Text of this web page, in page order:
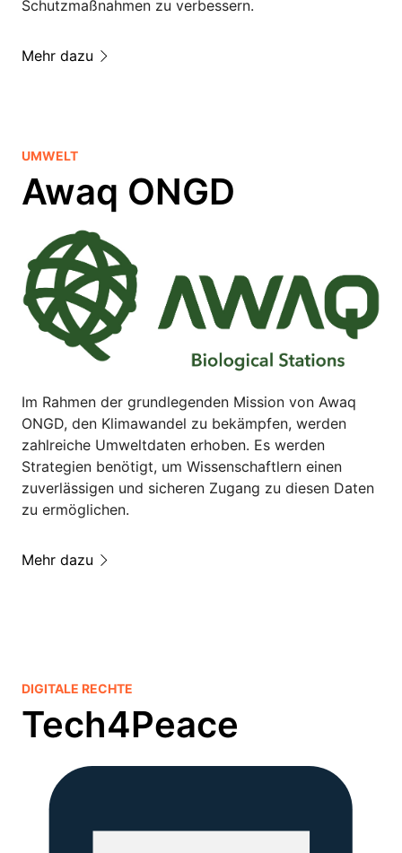
Schutzmaßnahmen zu verbessern.
Mehr dazu
UMWELT
Awaq ONGD
Im Rahmen der grundlegenden Mission von Awaq
ONGD, den Klimawandel zu bekämpfen, werden
zahlreiche Umweltdaten erhoben. Es werden
Strategien benötigt, um Wissenschaftlern einen
zuverlässigen und sicheren Zugang zu diesen Daten
zu ermöglichen.
Mehr dazu
DIGITALE RECHTE
Tech4Peace